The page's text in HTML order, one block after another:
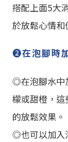
搭配上面5大
於放鬆心情和
➋在泡腳時
◎在泡腳水中
檬或甜橙，
的放鬆效果。
◎也可以加入